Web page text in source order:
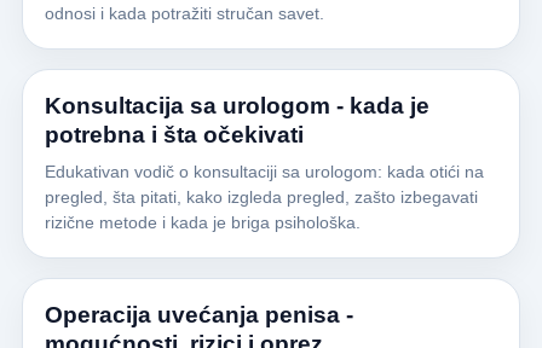
odnosi i kada potražiti stručan savet.
Konsultacija sa urologom - kada je
potrebna i šta očekivati
Edukativan vodič o konsultaciji sa urologom: kada otići na
pregled, šta pitati, kako izgleda pregled, zašto izbegavati
rizične metode i kada je briga psihološka.
Operacija uvećanja penisa -